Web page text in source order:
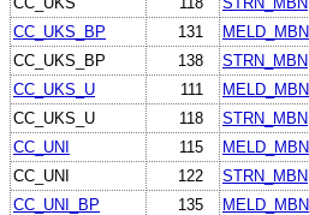
CC_UKS_BP
131 MELD_MBN
CC_UKS_BP
138 STRN_MBN
CC_UKS_U
111 MELD_MBN
CC_UKS_U
118 STRN_MBN
CC_UNI
115 MELD_MBN
CC_UNI
122 STRN_MBN
CC_UNI_BP
135 MELD_MBN